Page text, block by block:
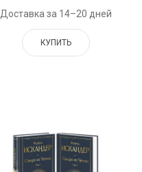
Доставка за 14–20 дней
КУПИТЬ